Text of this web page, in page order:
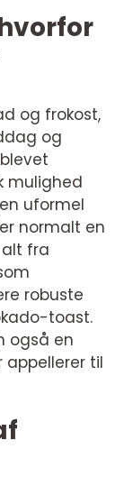
og frokost,
og
mulighed
uformel
normalt en
fra
robuste
toast.
også en
appellerer til